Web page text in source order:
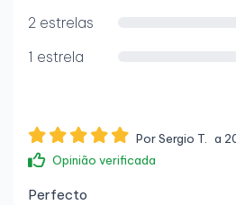
2 estrelas
1 estrela
Por Sergio T.
a
Opinião verificada
Perfecto